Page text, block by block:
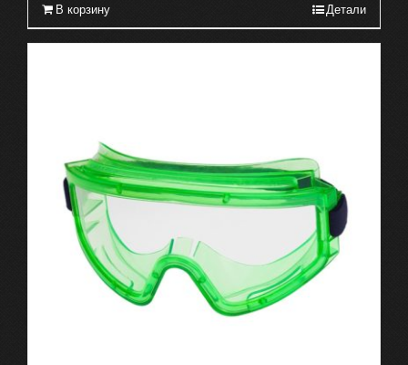
В корзину Детали